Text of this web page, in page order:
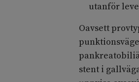
utanför
Oavsett
stent i